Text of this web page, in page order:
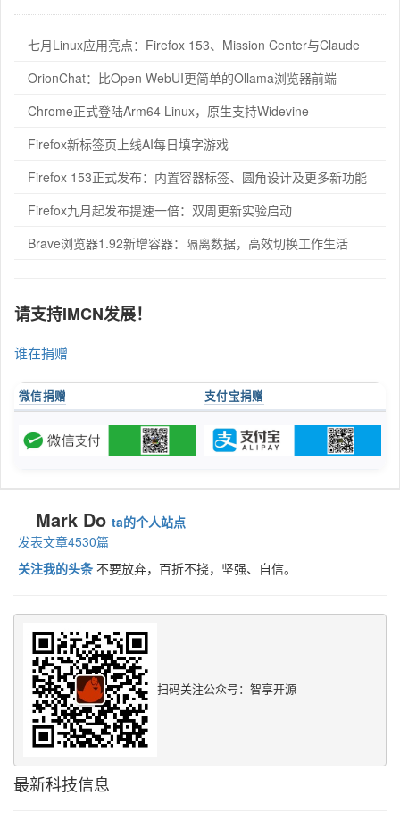
七月Linux应用亮点：Firefox 153、Mission Center与Claude
OrionChat：比Open WebUI更简单的Ollama浏览器前端
Chrome正式登陆Arm64 Linux，原生支持Widevine
Firefox新标签页上线AI每日填字游戏
Firefox 153正式发布：内置容器标签、圆角设计及更多新功能
Firefox九月起发布提速一倍：双周更新实验启动
Brave浏览器1.92新增容器：隔离数据，高效切换工作生活
请支持IMCN发展！
谁在捐赠
微信捐赠 支付宝捐赠
Mark Do ta的个人站点
发表文章4530篇
关注我的头条 不要放弃，百折不挠，坚强、自信。
扫码关注公众号：智享开源
最新科技信息